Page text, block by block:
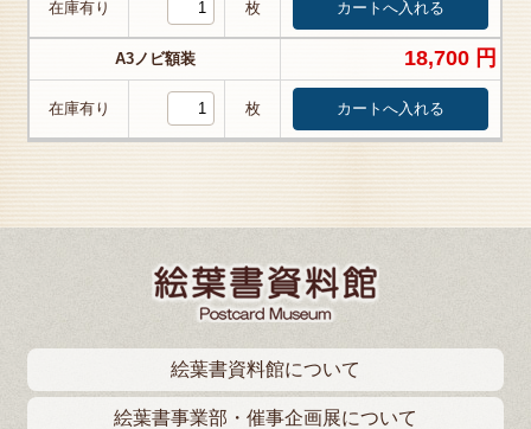
在庫有り 枚
A3ノビ額装 18,700 円
在庫有り 枚
絵葉書資料館について
絵葉書事業部・催事企画展について